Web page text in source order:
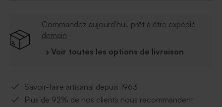
Commandez aujourd'hui, prêt à être expédié
demain
› Voir toutes les options de livraison
Savoir-faire artisanal depuis 1963
Plus de 92% de nos clients nous recommandent